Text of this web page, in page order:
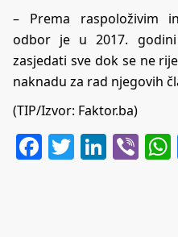
– Prema raspoloživim
odbor je u 2017.
zasjedati sve dok se ne
naknadu za rad njegovih
(TIP/Izvor: Faktor.ba)
Facebook
Twitter